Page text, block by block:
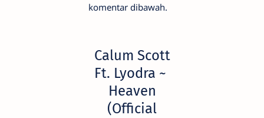
komentar dibawah.
Calum Scott
Ft. Lyodra ~
Heaven
(Official